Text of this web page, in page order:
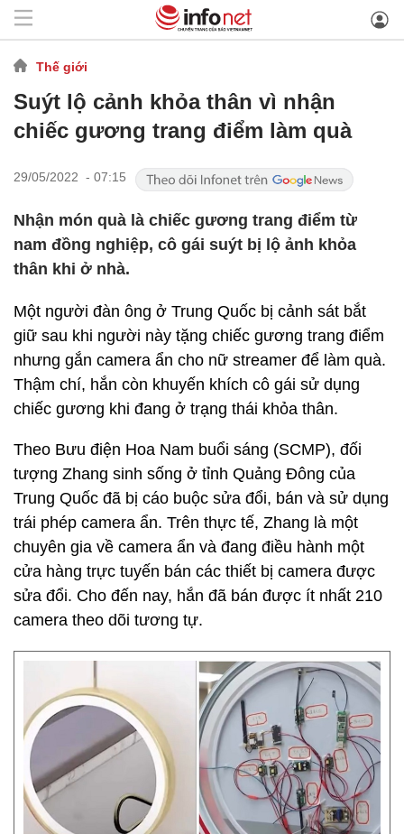
Thế giới
Suýt lộ cảnh khỏa thân vì nhận
chiếc gương trang điểm làm quà
29/05/2022 - 07:15
Nhận món quà là chiếc gương trang điểm từ
nam đồng nghiệp, cô gái suýt bị lộ ảnh khỏa
thân khi ở nhà.
Một người đàn ông ở Trung Quốc bị cảnh sát bắt
giữ sau khi người này tặng chiếc gương trang điểm
nhưng gắn camera ẩn cho nữ streamer để làm quà.
Thậm chí, hắn còn khuyến khích cô gái sử dụng
chiếc gương khi đang ở trạng thái khỏa thân.
Theo Bưu điện Hoa Nam buổi sáng (SCMP), đối
tượng Zhang sinh sống ở tỉnh Quảng Đông của
Trung Quốc đã bị cáo buộc sửa đổi, bán và sử dụng
trái phép camera ẩn. Trên thực tế, Zhang là một
chuyên gia về camera ẩn và đang điều hành một
cửa hàng trực tuyến bán các thiết bị camera được
sửa đổi. Cho đến nay, hắn đã bán được ít nhất 210
camera theo dõi tương tự.